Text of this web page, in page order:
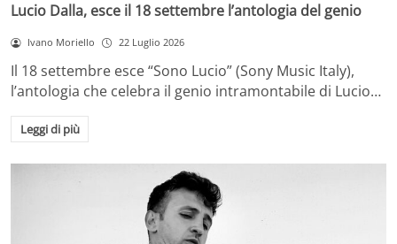
Lucio Dalla, esce il 18 settembre l’antologia del genio
Ivano Moriello 22 Luglio 2026
Il 18 settembre esce “Sono Lucio” (Sony Music Italy),
l’antologia che celebra il genio intramontabile di Lucio…
Leggi di più